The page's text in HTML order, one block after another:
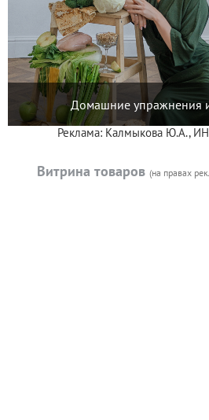
Домашние упражнения
Реклама: Калмыкова Ю.А.,
Витрина товаров (на правах